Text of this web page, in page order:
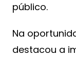
público.
Na
destacou a